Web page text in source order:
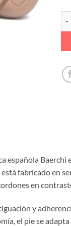
fabricado en
en
y
el pie se